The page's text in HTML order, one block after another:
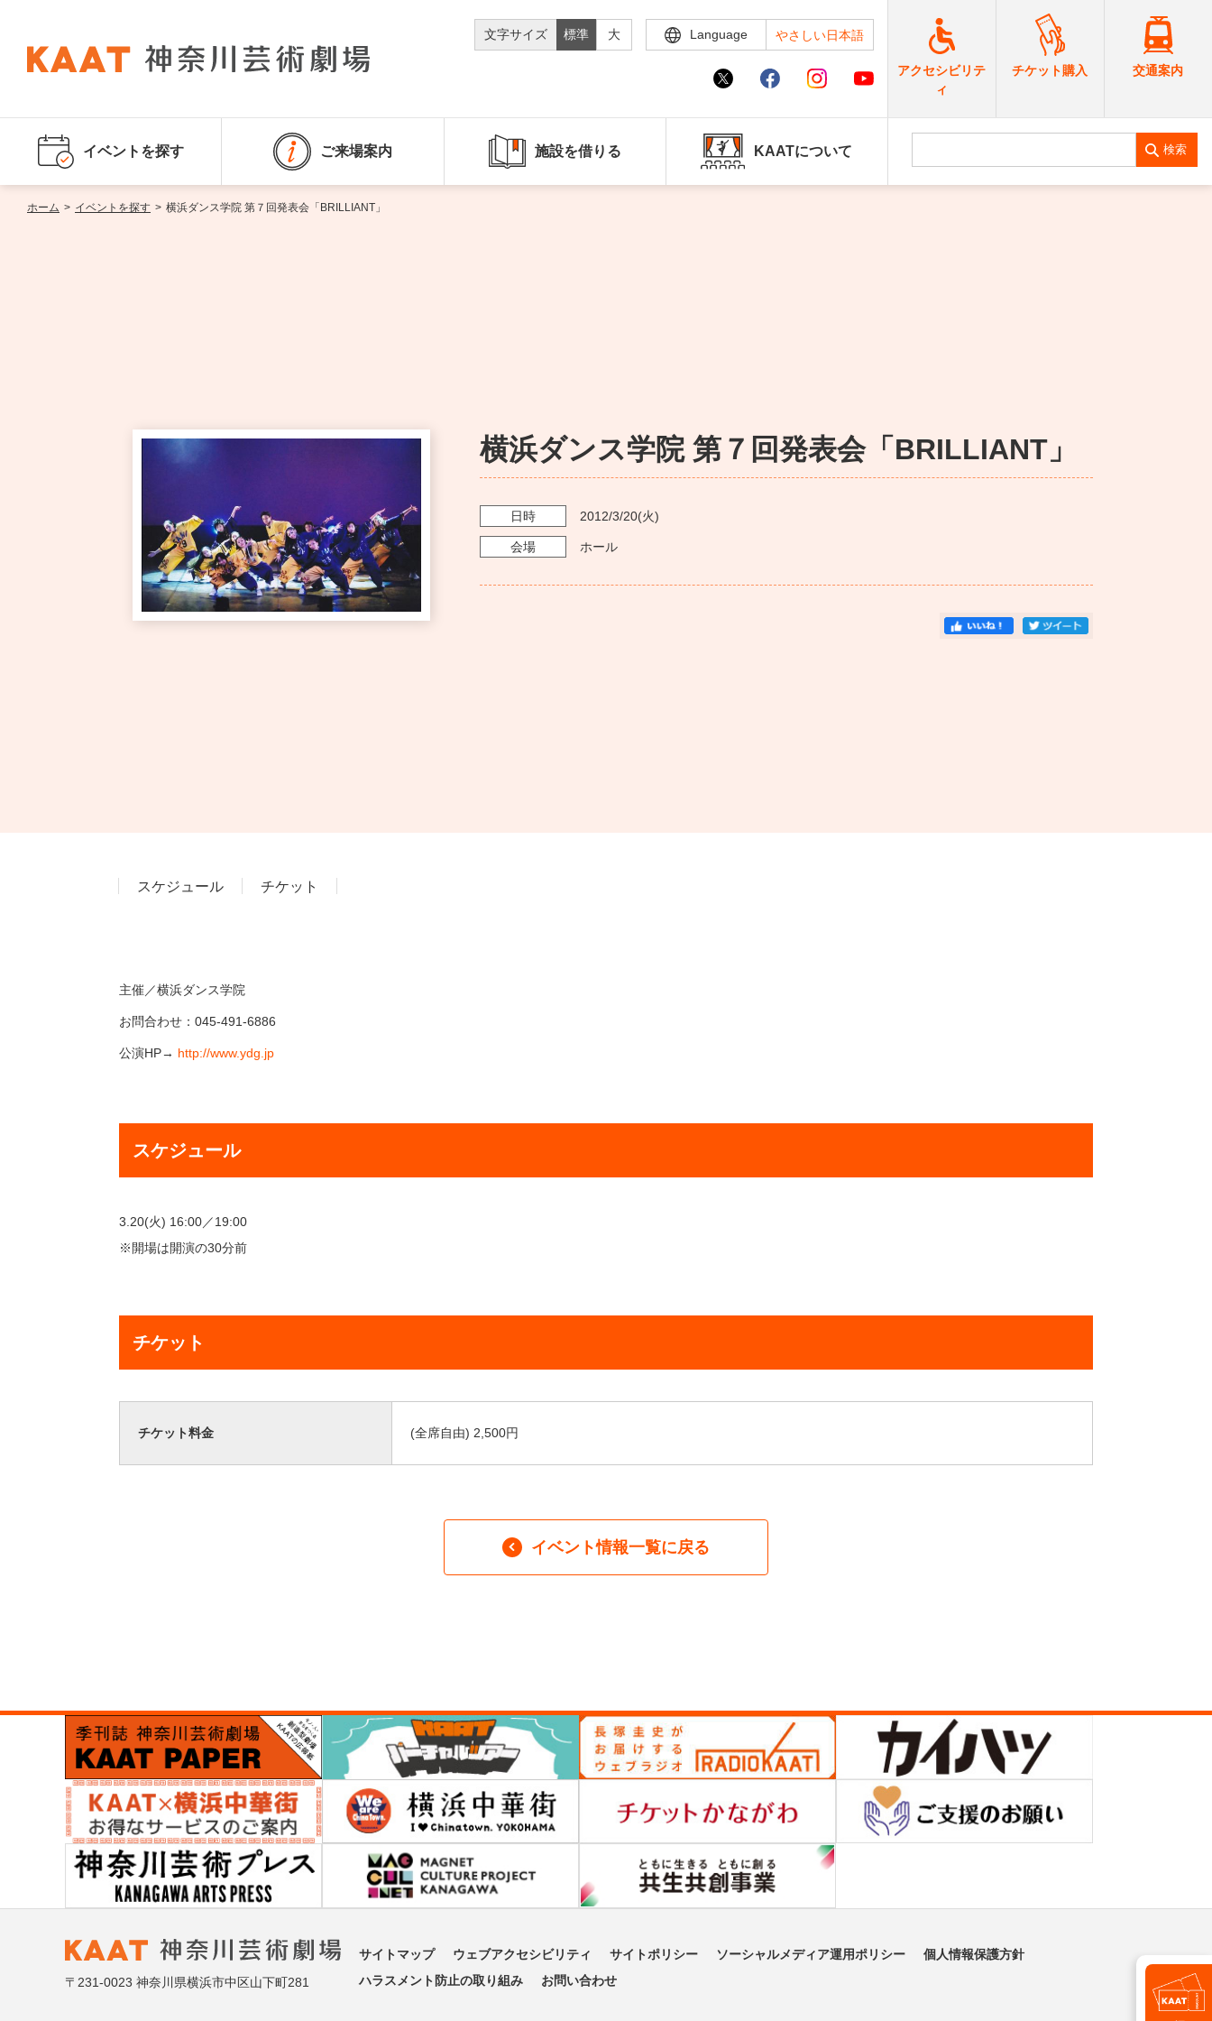
文字サイズ 標準 大 Language やさしい日本語
アクセシビリテ
ィ
チケット購入 交通案内
イベントを探す ご来場案内 施設を借りる KAATについて 検索
ホーム > イベントを探す > 横浜ダンス学院 第７回発表会「BRILLIANT」
横浜ダンス学院 第７回発表会「BRILLIANT」
日時 2012/3/20(火)
会場 ホール
スケジュール チケット
主催／横浜ダンス学院
お問合わせ：045-491-6886
公演HP→ http://www.ydg.jp
スケジュール
3.20(火) 16:00／19:00
※開場は開演の30分前
チケット
チケット料金 (全席自由) 2,500円
イベント情報一覧に戻る
〒231-0023 神奈川県横浜市中区山下町281
サイトマップ ウェブアクセシビリティ サイトポリシー ソーシャルメディア運用ポリシー
個人情報保護方針
ハラスメント防止の取り組み
お問い合わせ